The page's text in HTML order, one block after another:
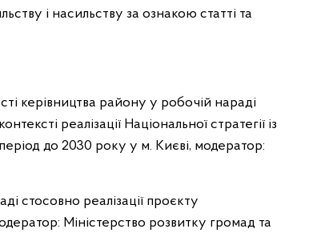
і насильству за ознакою статті та
керівництва району у робочій нараді
реалізації Національної стратегії із
до 2030 року у м. Києві, модератор:
стосовно реалізації проєкту
Міністерство розвитку громад та